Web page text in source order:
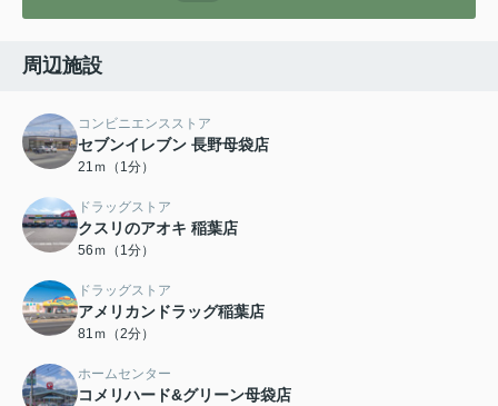
周辺施設
コンビニエンスストア
セブンイレブン 長野母袋店
21ｍ（1分）
ドラッグストア
クスリのアオキ 稲葉店
56ｍ（1分）
ドラッグストア
アメリカンドラッグ稲葉店
81ｍ（2分）
ホームセンター
コメリハード&グリーン母袋店